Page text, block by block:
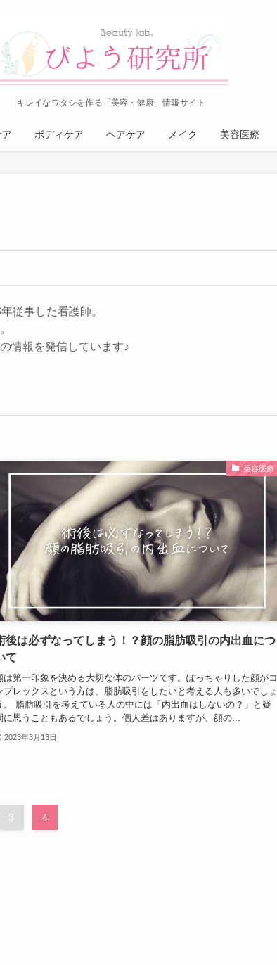
キレイなワタシを作る「美容・健康」情報サイト
ア ボディケア ヘアケア メイク 美容医療
従事した看護師。
情報を発信しています♪
美容医療
後は必ずなってしまう！？顔の脂肪吸引の内出血につ
て
は第一印象を決める大切な体のパーツです。ぽっちゃりした顔がコ
プレックスという方は、脂肪吸引をしたいと考える人も多いでしょ
。 脂肪吸引を考えている人の中には「内出血はしないの？」と疑
に思うこともあるでしょう。個人差はありますが、顔の...
2023年3月13日
3 4